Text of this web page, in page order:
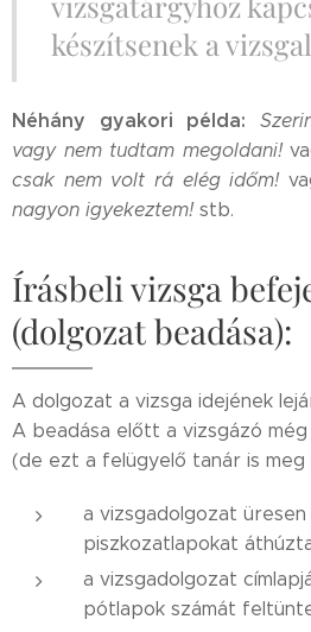
készítsenek a
Néhány gyakori példa:
vagy nem tudtam megoldani!
csak nem volt rá elég időm!
nagyon igyekeztem! stb.
Írásbeli vizsga
(dolgozat beadása):
A dolgozat a vizsga idejének
A beadása előtt a vizsgázó
(de ezt a felügyelő tanár is
a vizsgadolgozat
piszkozatlapokat
a vizsgadolgozat
pótlapok számát